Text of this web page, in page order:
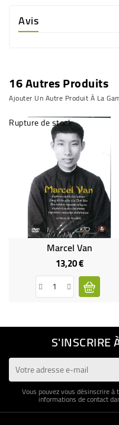
Avis
16 Autres Produits
Ajouter Un Autre Produit À La
Rupture de stock
Marcel Van
13,20 €Prix
S'INSCRIRE
Vous pouvez vous désinscrire
informations de contact